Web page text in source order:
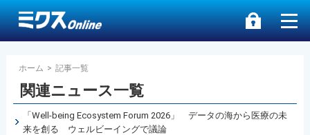
ホーム > 記事一覧
関連ニュース一覧
「Well-being Ecosystem Forum 2026」 データの海から医療の未
来を創る ウェルビーイングで議論